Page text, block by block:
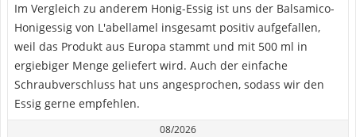
Im Vergleich zu anderem Honig-Essig ist uns der Balsamico-
Honigessig von L'abellamel insgesamt positiv aufgefallen,
weil das Produkt aus Europa stammt und mit 500 ml in
ergiebiger Menge geliefert wird. Auch der einfache
Schraubverschluss hat uns angesprochen, sodass wir den
Essig gerne empfehlen.
08/2026